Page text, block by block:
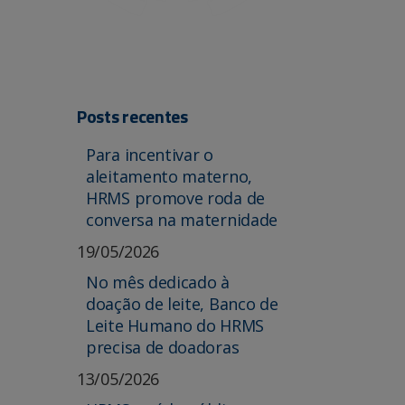
Posts recentes
Para incentivar o
aleitamento materno,
HRMS promove roda de
conversa na maternidade
19/05/2026
No mês dedicado à
doação de leite, Banco de
Leite Humano do HRMS
precisa de doadoras
13/05/2026